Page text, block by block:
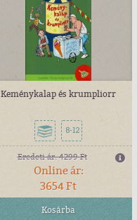
Keménykalap és krumpliorr
8-12
Eredeti ár:4299 Ft
Online ár:
3654 Ft
Kosárba